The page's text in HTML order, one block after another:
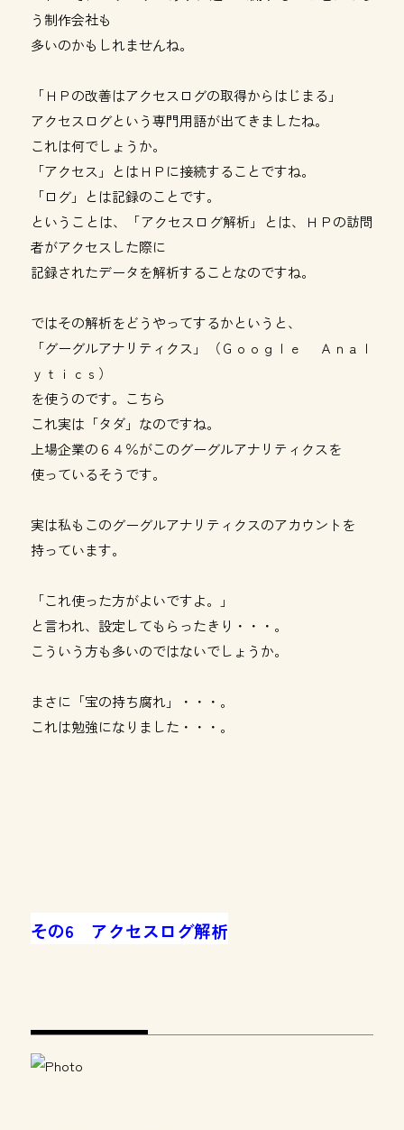
う制作会社も
多いのかもしれませんね。
「ＨＰの改善はアクセスログの取得からはじまる」
アクセスログという専門用語が出てきましたね。
これは何でしょうか。
「アクセス」とはＨＰに接続することですね。
「ログ」とは記録のことです。
ということは、「アクセスログ解析」とは、ＨＰの訪問
者がアクセスした際に
記録されたデータを解析することなのですね。
ではその解析をどうやってするかというと、
「グーグルアナリティクス」（Ｇｏｏｇｌｅ Ａｎａｌ
ｙｔｉｃｓ）
を使うのです。 こちら
これ実は「タダ」なのですね。
上場企業の６４％がこのグーグルアナリティクスを
使っているそうです。
実は私もこのグーグルアナリティクスのアカウントを
持っています。
「これ使った方がよいですよ。」
と言われ、設定してもらったきり・・・。
こういう方も多いのではないでしょうか。
まさに「宝の持ち腐れ」・・・。
これは勉強になりました・・・。
その6 アクセスログ解析